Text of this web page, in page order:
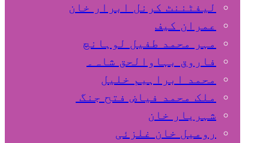
لیفٹننٹ کرنل ابرار خان
عمران کیف
مہر محمد طفیل لوہانچ
فاروق بہاوالحق شاہ۔
محمد ابراہیم خلیل
ملک محمد فیاض فتح جنگ
شہریار خان
رومیل خان غلزئی